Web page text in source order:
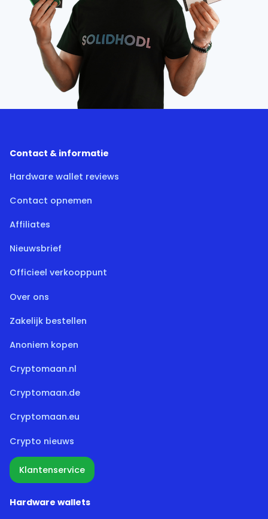
Contact & informatie
Hardware wallet reviews
Contact opnemen
Affiliates
Nieuwsbrief
Officieel verkooppunt
Over ons
Zakelijk bestellen
Anoniem kopen
Cryptomaan.nl
Cryptomaan.de
Cryptomaan.eu
Crypto nieuws
Klantenservice
Hardware wallets